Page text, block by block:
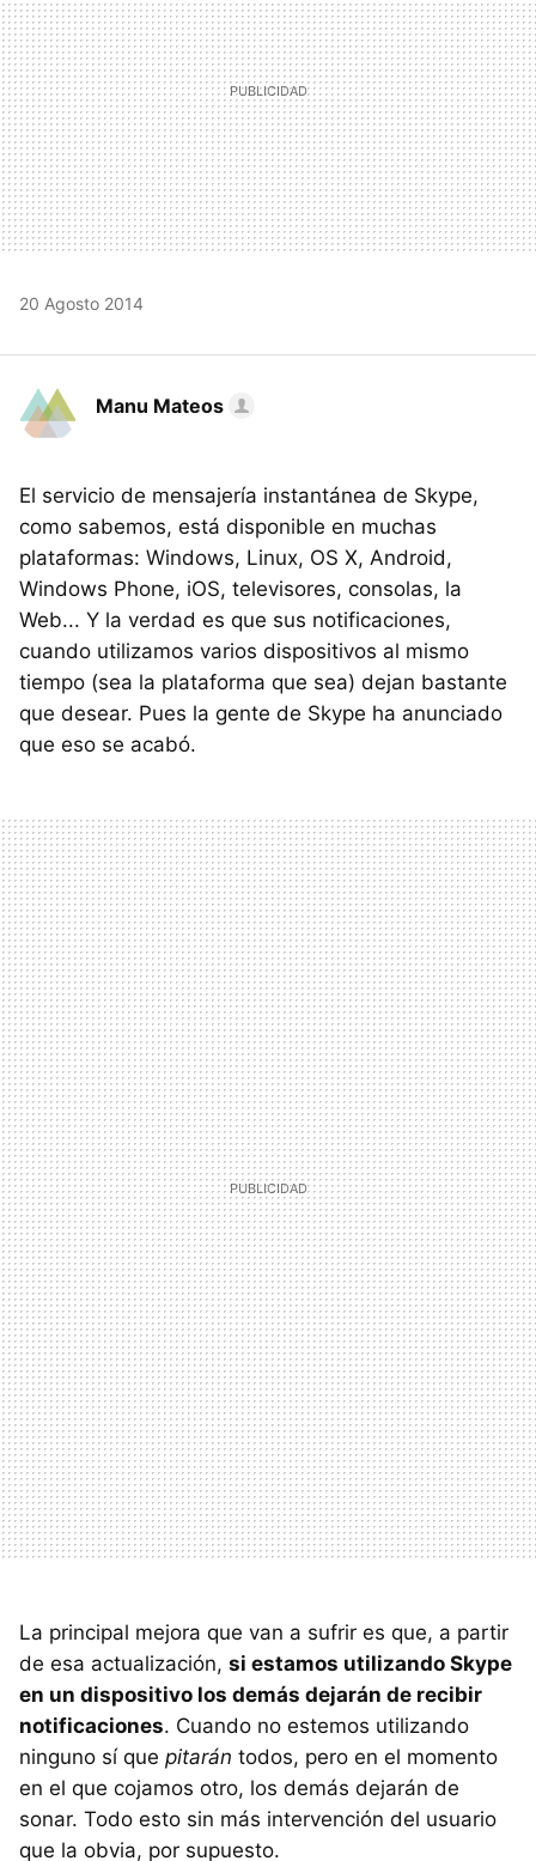
20 Agosto 2014
Manu Mateos
El servicio de mensajería instantánea de Skype,
como sabemos, está disponible en muchas
plataformas: Windows, Linux, OS X, Android,
Windows Phone, iOS, televisores, consolas, la
Web... Y la verdad es que sus notificaciones,
cuando utilizamos varios dispositivos al mismo
tiempo (sea la plataforma que sea) dejan bastante
que desear. Pues la gente de Skype ha anunciado
que eso se acabó.
La principal mejora que van a sufrir es que, a partir
de esa actualización, si estamos utilizando Skype
en un dispositivo los demás dejarán de recibir
notificaciones. Cuando no estemos utilizando
ninguno sí que pitarán todos, pero en el momento
en el que cojamos otro, los demás dejarán de
sonar. Todo esto sin más intervención del usuario
que la obvia, por supuesto.